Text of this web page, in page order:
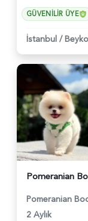
GÜVENILIR ÜYE
İstanbul /
Pomeranian
2 Aylık